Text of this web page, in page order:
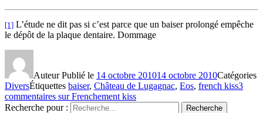
[1] L’étude ne dit pas si c’est parce que un baiser prolongé empêche
le dépôt de la plaque dentaire. Dommage
AuteurPublié le 14 octobre 201014 octobre 2010Catégories
DiversÉtiquettes baiser, Château de Lugagnac, Eos, french kiss3
commentaires sur Frenchement kiss
Recherche pour :
Recherche